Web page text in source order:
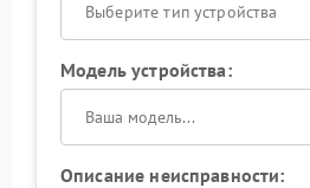
Выберите тип устройства
Модель устройства:
Описание неисправности: